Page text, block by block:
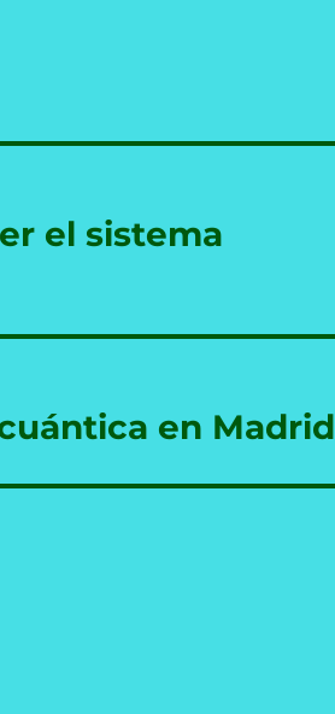
el sistema
en Madrid